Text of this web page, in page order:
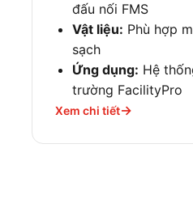
đấu nối FMS
Vật liệu: Phù hợp
sạch
Ứng dụng: Hệ
trường FacilityPro
Xem chi tiết